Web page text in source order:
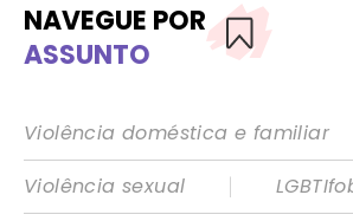
NAVEGUE POR
ASSUNTO
Violência doméstica e familiar
Violência sexual
|